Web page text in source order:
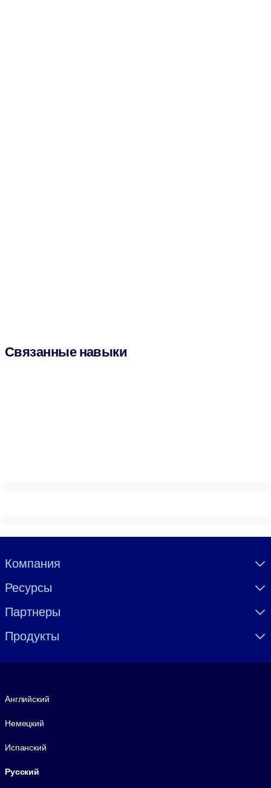
Связанные навыки
Visually hidden Text
Компания
Ресурсы
Партнеры
Продукты
Английский
Немецкий
Испанский
Русский